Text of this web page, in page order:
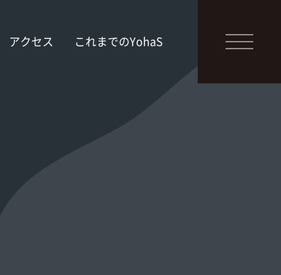
アクセス これまでのYohaS